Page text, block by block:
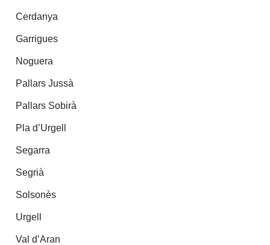
Cerdanya
Garrigues
Noguera
Pallars Jussà
Pallars Sobirà
Pla d’Urgell
Segarra
Segrià
Solsonès
Urgell
Val d’Aran